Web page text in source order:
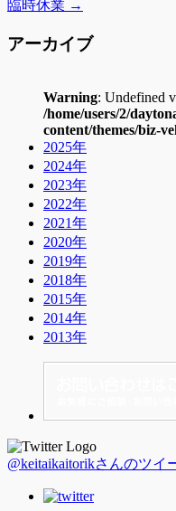
臨時休業 →
アーカイブ
Warning: Undefined
/home/users/2/
content/themes/biz-
2025年
2024年
2023年
2022年
2021年
2020年
2019年
2018年
2015年
2014年
2013年
@keitaikaitorikさんのツイ